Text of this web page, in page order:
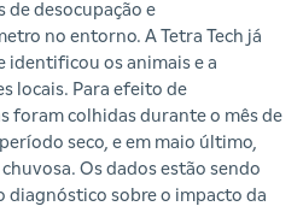
de desocupação e
no entorno. A Tetra Tech já
identificou os animais e a
locais. Para efeito de
foram colhidas durante o mês de
seco, e em maio último,
Os dados estão sendo
diagnóstico sobre o impacto da